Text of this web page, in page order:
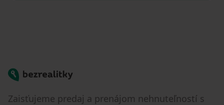
Bezrealitky
Zaisťujeme predaj a prenájom nehnuteľností s